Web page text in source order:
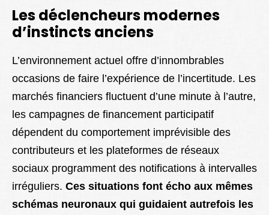
Les déclencheurs modernes
d’instincts anciens
L’environnement actuel offre d’innombrables
occasions de faire l’expérience de l’incertitude. Les
marchés financiers fluctuent d’une minute à l’autre,
les campagnes de financement participatif
dépendent du comportement imprévisible des
contributeurs et les plateformes de réseaux
sociaux programment des notifications à intervalles
irréguliers. Ces situations font écho aux mêmes
schémas neuronaux qui guidaient autrefois les